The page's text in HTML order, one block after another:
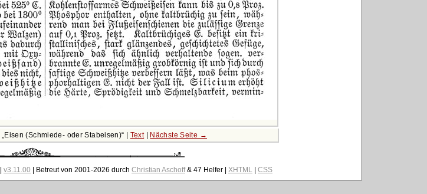
Eisen (Schmiede- oder Stabeisen) Text| Nächste Seite →
| v3.11.00 | Betreut von 2001-2026 durch Christian Aschoff& 47 Helfer | XHTML | CSS